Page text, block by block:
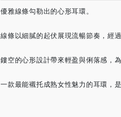
優雅線條勾勒出的心形耳環。
線條以細膩的起伏展現流暢節奏，經
鏤空的心形設計帶來輕盈與俐落感，
一款最能襯托成熟女性魅力的耳環，